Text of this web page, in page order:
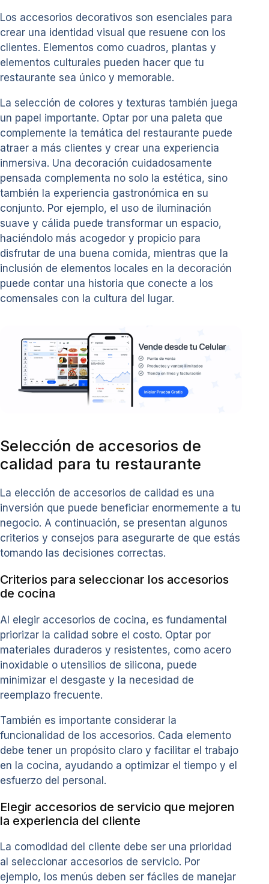
Los accesorios decorativos son esenciales para
crear una identidad visual que resuene con los
clientes. Elementos como cuadros, plantas y
elementos culturales pueden hacer que tu
restaurante sea único y memorable.
La selección de colores y texturas también juega
un papel importante. Optar por una paleta que
complemente la temática del restaurante puede
atraer a más clientes y crear una experiencia
inmersiva. Una decoración cuidadosamente
pensada complementa no solo la estética, sino
también la experiencia gastronómica en su
conjunto. Por ejemplo, el uso de iluminación
suave y cálida puede transformar un espacio,
haciéndolo más acogedor y propicio para
disfrutar de una buena comida, mientras que la
inclusión de elementos locales en la decoración
puede contar una historia que conecte a los
comensales con la cultura del lugar.
Selección de accesorios de
calidad para tu restaurante
La elección de accesorios de calidad es una
inversión que puede beneficiar enormemente a tu
negocio. A continuación, se presentan algunos
criterios y consejos para asegurarte de que estás
tomando las decisiones correctas.
Criterios para seleccionar los accesorios
de cocina
Al elegir accesorios de cocina, es fundamental
priorizar la calidad sobre el costo. Optar por
materiales duraderos y resistentes, como acero
inoxidable o utensilios de silicona, puede
minimizar el desgaste y la necesidad de
reemplazo frecuente.
También es importante considerar la
funcionalidad de los accesorios. Cada elemento
debe tener un propósito claro y facilitar el trabajo
en la cocina, ayudando a optimizar el tiempo y el
esfuerzo del personal.
Elegir accesorios de servicio que mejoren
la experiencia del cliente
La comodidad del cliente debe ser una prioridad
al seleccionar accesorios de servicio. Por
ejemplo, los menús deben ser fáciles de manejar